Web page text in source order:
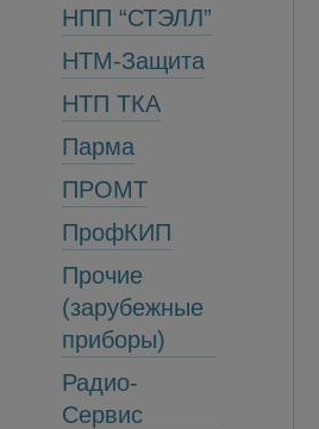
НПП “СТЭЛЛ”
НТМ-Защита
НТП ТКА
Парма
ПРОМТ
ПрофКИП
Прочие
(зарубежные
приборы)
Радио-
Сервис